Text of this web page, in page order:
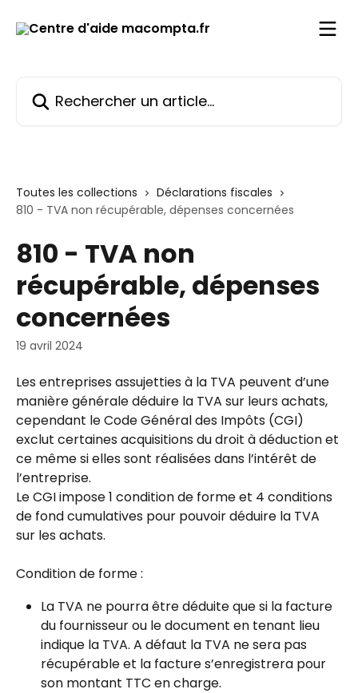
Toutes les collections
Déclarations fiscales
810 - TVA non récupérable, dépenses concernées
810 - TVA non
récupérable, dépenses
concernées
19 avril 2024
Les entreprises assujetties à la TVA peuvent d’une
manière générale déduire la TVA sur leurs achats,
cependant le Code Général des Impôts (CGI)
exclut certaines acquisitions du droit à déduction et
ce même si elles sont réalisées dans l’intérêt de
l’entreprise.
Le CGI impose 1 condition de forme et 4 conditions
de fond cumulatives pour pouvoir déduire la TVA
sur les achats.
Condition de forme :
La TVA ne pourra être déduite que si la facture
du fournisseur ou le document en tenant lieu
indique la TVA. A défaut la TVA ne sera pas
récupérable et la facture s’enregistrera pour
son montant TTC en charge.